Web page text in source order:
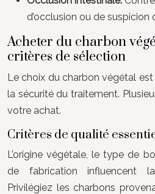
d’occlusion ou de suspicion
Acheter du charbon
critères de sélection
Le choix du charbon végétal est
la sécurité du traitement.
votre achat.
Critères de qualité
L’origine végétale, le type de
de fabrication influencent
Privilégiez les charbons